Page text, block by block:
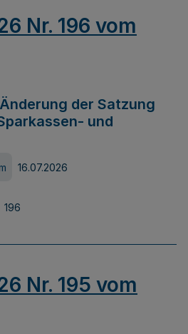
Nr. 196 vom
der Satzung
und
16.07.2026
196
Nr. 195 vom